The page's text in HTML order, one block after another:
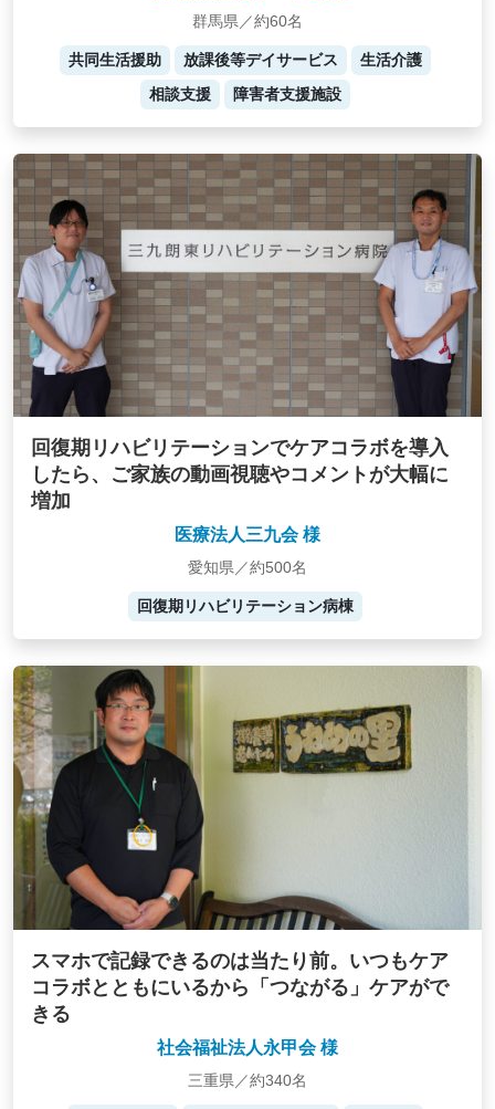
群馬県／約60名
共同生活援助 放課後等デイサービス
生活介護
相談支援
障害者支援施設
回復期リハビリテーションでケアコラボを導入
したら、ご家族の動画視聴やコメントが大幅に
増加
医療法人三九会 様
愛知県／約500名
回復期リハビリテーション病棟
スマホで記録できるのは当たり前。いつもケア
コラボとともにいるから「つながる」ケアがで
きる
社会福祉法人永甲会 様
三重県／約340名